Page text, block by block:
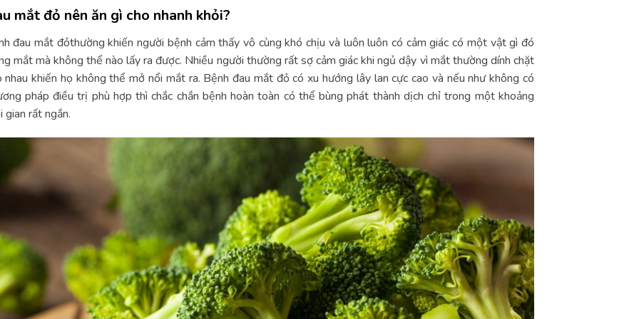
mắt đỏ nên ăn gì cho nhanh khỏi?
đau mắt đỏthường khiến người bệnh cảm thấy vô cùng khó chịu và luôn luôn có cảm giác có một vật gì đó
mắt mà không thể nào lấy ra được. Nhiều người thường rất sợ cảm giác khi ngủ dậy vì mắt thường dính chặt
nhau khiến họ không thể mở nổi mắt ra. Bệnh đau mắt đỏ có xu hướng lây lan cực cao và nếu như không có
pháp điều trị phù hợp thì chắc chắn bệnh hoàn toàn có thể bùng phát thành dịch chỉ trong một khoảng
gian rất ngắn.